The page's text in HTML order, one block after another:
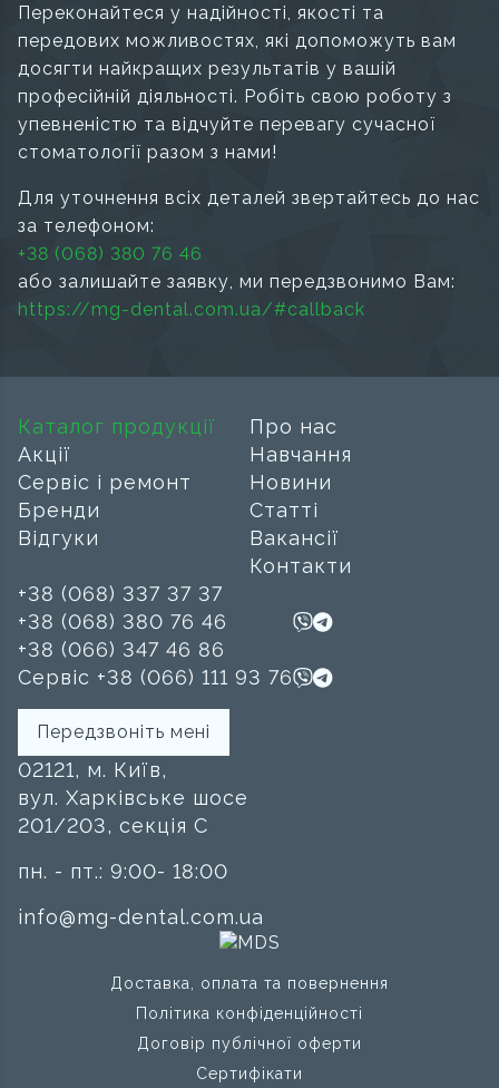
Переконайтеся у надійності, якості та
передових можливостях, які допоможуть вам
досягти найкращих результатів у вашій
професійній діяльності. Робіть свою роботу з
упевненістю та відчуйте перевагу сучасної
стоматології разом з нами!
Для уточнення всіх деталей звертайтесь до нас
за телефоном:
+38 (068) 380 76 46
або залишайте заявку, ми передзвонимо Вам:
https://mg-dental.com.ua/#callback
Доставка, оплата та повернення
Політика конфіденційності
Договір публічної оферти
Сертифікати
Каталог продукції
Акції
Сервіс і ремонт
Бренди
Відгуки
Про нас
Навчання
Новини
Статті
Вакансії
Контакти
+38 (068) 337 37 37
+38 (068) 380 76 46
+38 (066) 347 46 86
Сервіс +38 (066) 111 93 76
Передзвоніть мені
02121, м. Київ,
вул. Харківське шосе
201/203, секція C
пн. - пт.: 9:00- 18:00
info@mg-dental.com.ua